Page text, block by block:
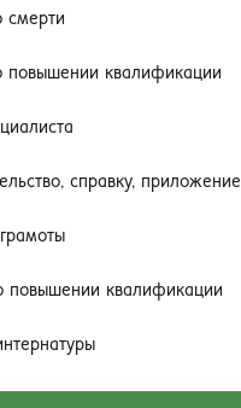
смерти
повышении квалификации
справку, приложение
повышении квалификации